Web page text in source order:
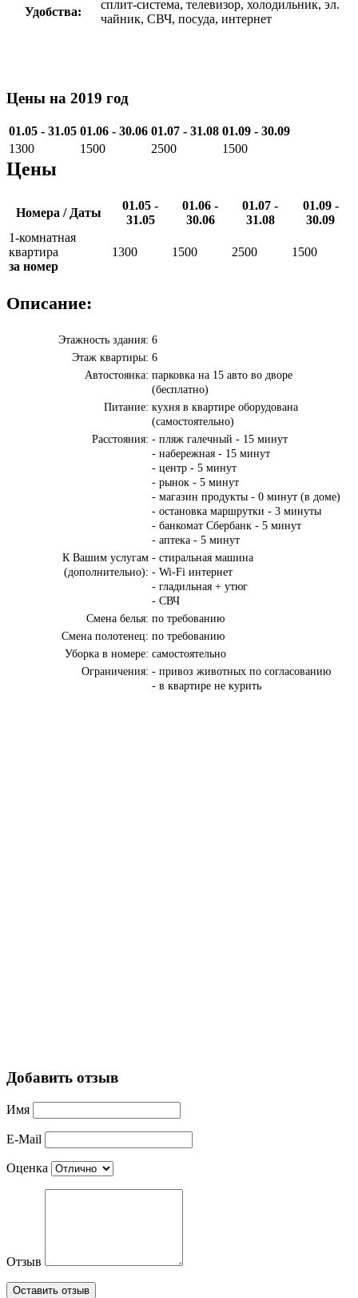
Удобства:
сплит-система, телевизор, холодильник, эл.
чайник, СВЧ, посуда, интернет
Цены на 2019 год
01.05 - 31.05 01.06 - 30.06 01.07 - 31.08 01.09 - 30.09
1300
1500 2500 1500
Цены
Номера / Даты
01.05 -
31.05
01.06 -
30.06
01.07 -
31.08
01.09 -
30.09
1-комнатная
квартира
за номер
1300 1500 2500 1500
Описание:
Этажность здания: 6
Этаж квартиры: 6
Автостоянка: парковка на 15 авто во дворе
(бесплатно)
Питание: кухня в квартире оборудована
(самостоятельно)
Расстояния: - пляж галечный - 15 минут
- набережная - 15 минут
- центр - 5 минут
- рынок - 5 минут
- магазин продукты - 0 минут (в доме)
- остановка маршрутки - 3 минуты
- банкомат Сбербанк - 5 минут
- аптека - 5 минут
К Вашим услугам
(дополнительно):
- стиральная машина
- Wi-Fi интернет
- гладильная + утюг
- СВЧ
Смена белья: по требованию
Смена полотенец: по требованию
Уборка в номере: самостоятельно
Ограничения: - привоз животных по согласованию
- в квартире не курить
Добавить отзыв
Имя
E-Mail
Оценка
Отзыв
Оставить отзыв